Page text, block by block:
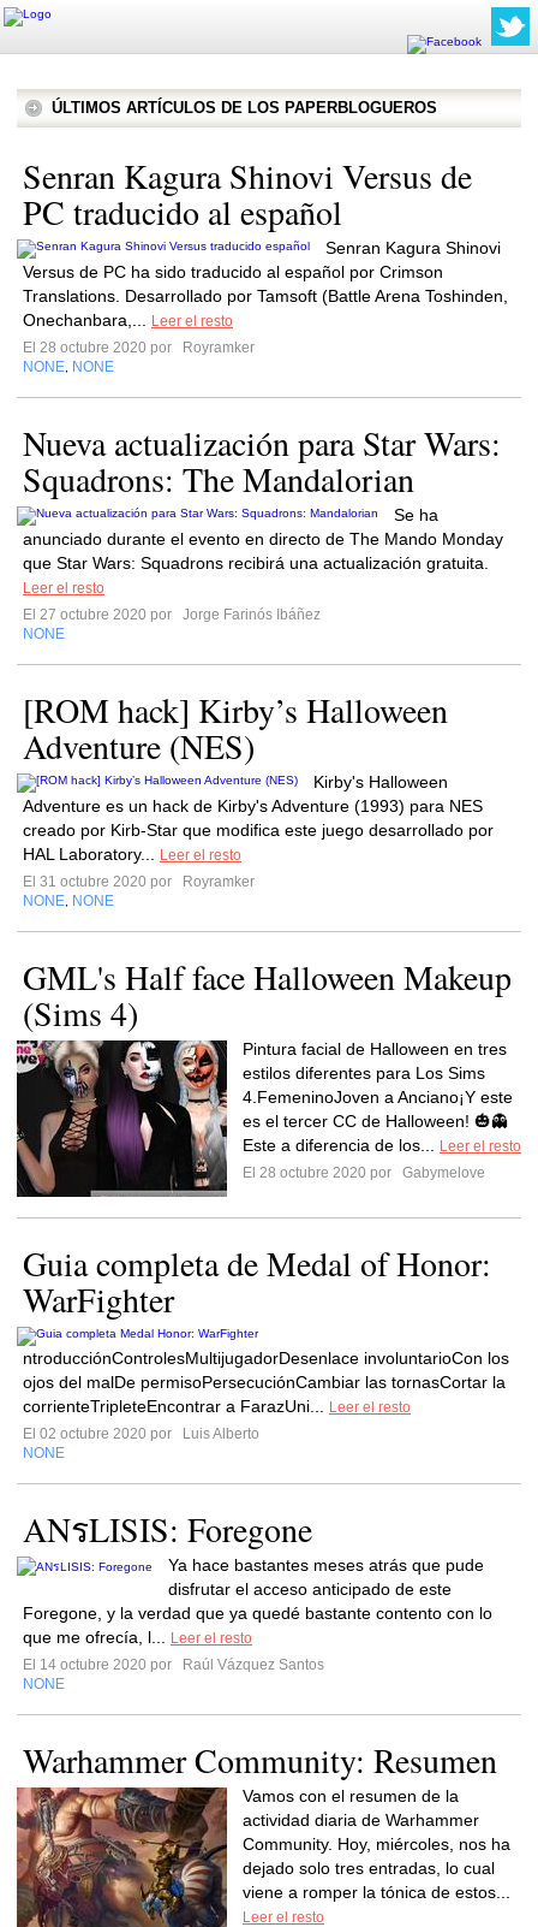
ÚLTIMOS ARTÍCULOS DE LOS PAPERBLOGUEROS
Senran Kagura Shinovi Versus de
PC traducido al español
Senran Kagura Shinovi
Versus de PC ha sido traducido al español por Crimson
Translations. Desarrollado por Tamsoft (Battle Arena Toshinden,
Onechanbara,...
Leer el resto
El 28 octubre 2020 por
Royramker
NONE NONE
Nueva actualización para Star Wars:
Squadrons: The Mandalorian
Se ha
anunciado durante el evento en directo de The Mando Monday
que Star Wars: Squadrons recibirá una actualización gratuita.
Leer el resto
El 27 octubre 2020 por
Jorge Farinós Ibáñez
NONE
[ROM hack] Kirby’s Halloween
Adventure (NES)
Kirby's Halloween
Adventure es un hack de Kirby's Adventure (1993) para NES
creado por Kirb-Star que modifica este juego desarrollado por
HAL Laboratory...
Leer el resto
El 31 octubre 2020 por
Royramker
NONE NONE
GML's Half face Halloween Makeup
(Sims 4)
Pintura facial de Halloween en tres
estilos diferentes para Los Sims
4.FemeninoJoven a Anciano¡Y este
es el tercer CC de Halloween! 🎃👻
Este a diferencia de los...
Leer el resto
El 28 octubre 2020 por
Gabymelove
Guia completa de Medal of Honor:
WarFighter
ntroducciónControlesMultijugadorDesenlace involuntarioCon los
ojos del malDe permisoPersecuciónCambiar las tornasCortar la
corrienteTripleteEncontrar a FarazUni...
Leer el resto
El 02 octubre 2020 por
Luis Alberto
NONE
ANรLISIS: Foregone
Ya hace bastantes meses atrás que pude
disfrutar el acceso anticipado de este
Foregone, y la verdad que ya quedé bastante contento con lo
que me ofrecía, l...
Leer el resto
El 14 octubre 2020 por
Raúl Vázquez Santos
NONE
Warhammer Community: Resumen
Vamos con el resumen de la
actividad diaria de Warhammer
Community. Hoy, miércoles, nos ha
dejado solo tres entradas, lo cual
viene a romper la tónica de estos...
Leer el resto